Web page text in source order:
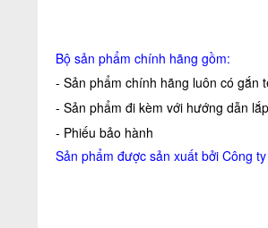
Bộ sản phẩm chính hãng gồm:
- Sản phẩm chính hãng luôn có gắn
- Sản phẩm đi kèm với hướng dẫn
- Phiếu bảo hành
Sản phẩm được sản xuất bởi Công